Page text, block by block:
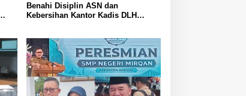
Benahi Disiplin ASN dan
Kebersihan Kantor Kadis DLH
Penanganan Sampah